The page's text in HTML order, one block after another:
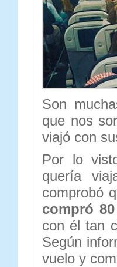
Son
que nos
viajó con
Por lo
quería
comprobó
compró
con él tan
Según
vuelo y